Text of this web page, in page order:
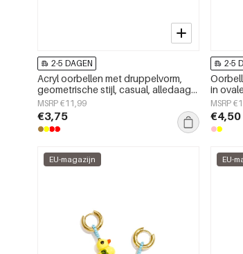
2-5 DAGEN
Acryl oorbellen met druppelvorm,
geometrische stijl, casual, alledaags,
eenvoudige serie, dames sieraden
MSRP €11,99
€3,75
2-5
in
MSRP
€4,50
EU-magazijn EU-